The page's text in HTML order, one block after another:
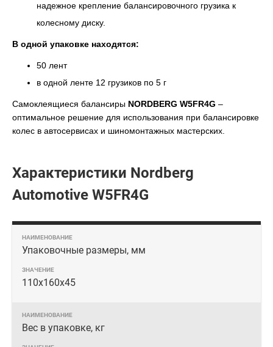
надежное крепление балансировочного грузика к
колесному диску.
В одной упаковке находятся:
50 лент
в одной ленте 12 грузиков по 5 г
Самоклеящиеся балансиры NORDBERG W5FR4G –
оптимальное решение для использования при балансировке
колес в автосервисах и шиномонтажных мастерских.
Характеристики Nordberg
Automotive W5FR4G
Упаковочные размеры, мм
110х160х45
Вес в упаковке, кг